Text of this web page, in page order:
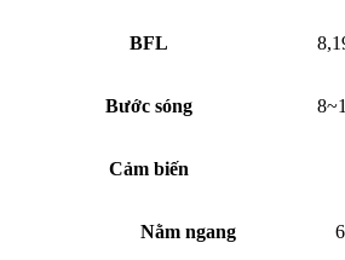
BFL
Bước sóng
Cảm biến
Nằm ngang